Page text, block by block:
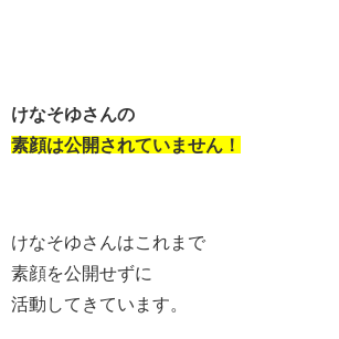
けなそゆさんの
素顔は公開されていません！
けなそゆさんはこれまで
素顔を公開せずに
活動してきています。